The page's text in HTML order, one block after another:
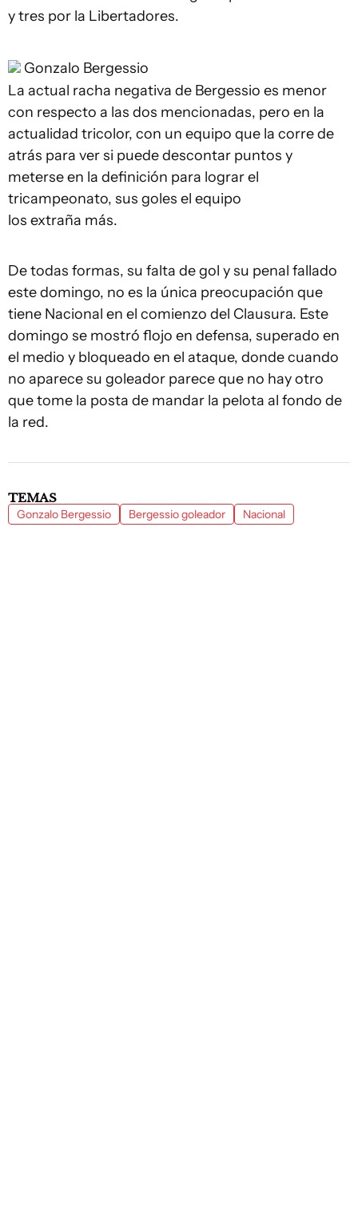
y tres por la Libertadores.
Gonzalo Bergessio
La actual racha negativa de Bergessio es menor
con respecto a las dos mencionadas, pero en la
actualidad tricolor, con un equipo que la corre de
atrás para ver si puede descontar puntos y
meterse en la definición para lograr el
tricampeonato, sus goles el equipo
los extraña más.
De todas formas, su falta de gol y su penal fallado
este domingo, no es la única preocupación que
tiene Nacional en el comienzo del Clausura. Este
domingo se mostró flojo en defensa, superado en
el medio y bloqueado en el ataque, donde cuando
no aparece su goleador parece que no hay otro
que tome la posta de mandar la pelota al fondo de
la red.
TEMAS
Gonzalo Bergessio Bergessio goleador Nacional